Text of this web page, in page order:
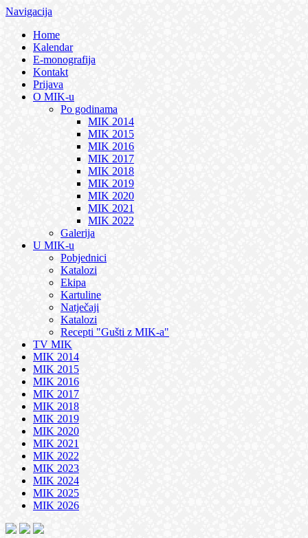
Navigacija
Home
Kalendar
E-monografija
Kontakt
Prijava
O MIK-u
Po godinama
MIK 2014
MIK 2015
MIK 2016
MIK 2017
MIK 2018
MIK 2019
MIK 2020
MIK 2021
MIK 2022
Galerija
U MIK-u
Pobjednici
Katalozi
Ekipa
Kartuline
Natječaji
Katalozi
Recepti "Gušti z MIK-a"
TV MIK
MIK 2014
MIK 2015
MIK 2016
MIK 2017
MIK 2018
MIK 2019
MIK 2020
MIK 2021
MIK 2022
MIK 2023
MIK 2024
MIK 2025
MIK 2026